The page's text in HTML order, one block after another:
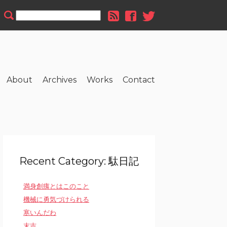
About Archives Works Contact
Recent Category: 駄日記
満身創痍とはこのこと
機械に勇気づけられる
寒いんだわ